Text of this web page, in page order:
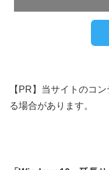
【PR】当サイトのコ
る場合があります。